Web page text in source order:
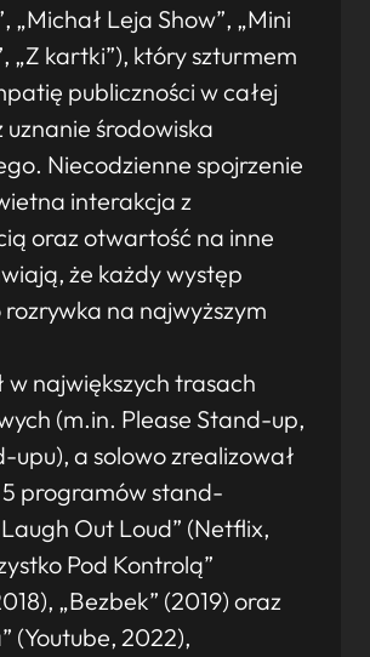
„Michał Leja Show”, „Mini
„Z kartki”), który szturmem
publiczności w całej
uznanie środowiska
Niecodzienne spojrzenie
interakcja z
oraz otwartość na inne
że każdy występ
na najwyższym
w największych trasach
(m.in. Please Stand-up,
upu), a solowo zrealizował
programów stand-
Out Loud” (Netflix,
Pod Kontrolą”
„Bezbek” (2019) oraz
(Youtube, 2022),